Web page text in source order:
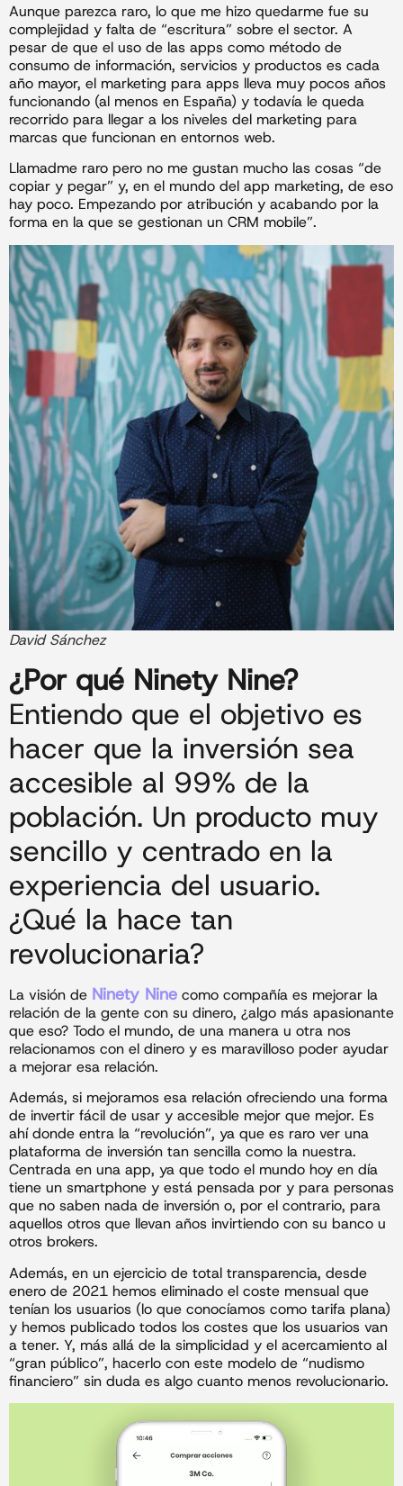
Aunque parezca raro, lo que me hizo quedarme fue su
complejidad y falta de “escritura” sobre el sector. A
pesar de que el uso de las apps como método de
consumo de información, servicios y productos es cada
año mayor, el marketing para apps lleva muy pocos años
funcionando (al menos en España) y todavía le queda
recorrido para llegar a los niveles del marketing para
marcas que funcionan en entornos web.
Llamadme raro pero no me gustan mucho las cosas “de
copiar y pegar” y, en el mundo del app marketing, de eso
hay poco. Empezando por atribución y acabando por la
forma en la que se gestionan un CRM mobile”.
David Sánchez
¿Por qué Ninety Nine?
Entiendo que el objetivo es
hacer que la inversión sea
accesible al 99% de la
población. Un producto muy
sencillo y centrado en la
experiencia del usuario.
¿Qué la hace tan
revolucionaria?
La visión de Ninety Nine como compañía es mejorar la
relación de la gente con su dinero, ¿algo más apasionante
que eso? Todo el mundo, de una manera u otra nos
relacionamos con el dinero y es maravilloso poder ayudar
a mejorar esa relación.
Además, si mejoramos esa relación ofreciendo una forma
de invertir fácil de usar y accesible mejor que mejor. Es
ahí donde entra la “revolución”, ya que es raro ver una
plataforma de inversión tan sencilla como la nuestra.
Centrada en una app, ya que todo el mundo hoy en día
tiene un smartphone y está pensada por y para personas
que no saben nada de inversión o, por el contrario, para
aquellos otros que llevan años invirtiendo con su banco u
otros brokers.
Además, en un ejercicio de total transparencia, desde
enero de 2021 hemos eliminado el coste mensual que
tenían los usuarios (lo que conocíamos como tarifa plana)
y hemos publicado todos los costes que los usuarios van
a tener. Y, más allá de la simplicidad y el acercamiento al
“gran público”, hacerlo con este modelo de “nudismo
financiero” sin duda es algo cuanto menos revolucionario.